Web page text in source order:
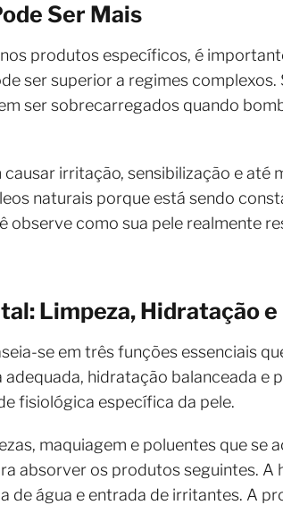
Ser Mais
produtos específicos, é
ser superior a regimes
ser sobrecarregados quando
irritação, sensibilização e
naturais porque está sendo
observe como sua pele realmente
Limpeza, Hidratação
se em três funções essenciais
adequada, hidratação balanceada
fisiológica específica da pele.
maquiagem e poluentes que se
absorver os produtos seguintes.
de água e entrada de irritantes. A